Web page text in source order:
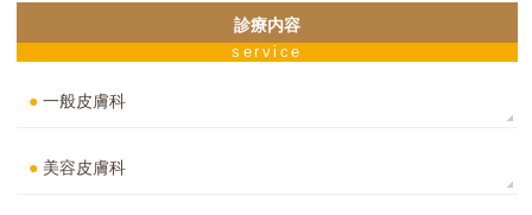
診療内容
service
● 一般皮膚科
● 美容皮膚科